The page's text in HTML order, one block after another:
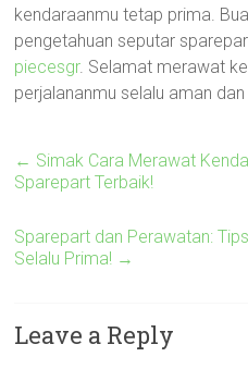
kendaraanmu tetap prima.
pengetahuan seputar
piecesgr. Selamat merawat
perjalananmu selalu aman
← Simak Cara Merawat
Sparepart Terbaik!
Sparepart dan Perawatan:
Selalu Prima! →
Leave a Reply